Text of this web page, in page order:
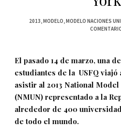
2013 MODELO MODELO NACIONES
El pasado 14 de marzo, una
estudiantes de la USFQ viajó
asistir al 2013 National
(NMUN) representado a la
alrededor de 400
de todo el mundo.